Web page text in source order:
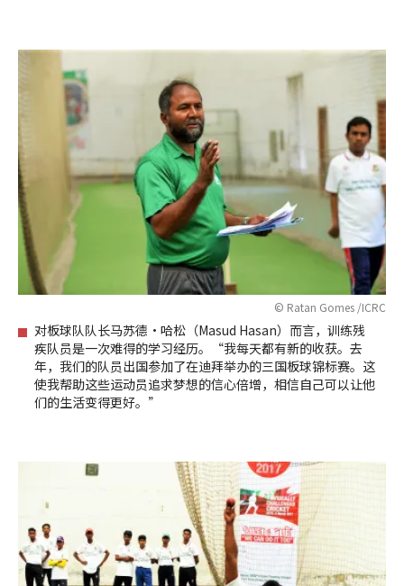
© Ratan Gomes /ICRC
对板球队队长马苏德·哈松（Masud Hasan）而言，训练残
疾队员是一次难得的学习经历。“我每天都有新的收获。去
年，我们的队员出国参加了在迪拜举办的三国板球锦标赛。这
使我帮助这些运动员追求梦想的信心倍增，相信自己可以让他
们的生活变得更好。”